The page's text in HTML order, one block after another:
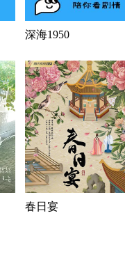
深海1950
春日宴